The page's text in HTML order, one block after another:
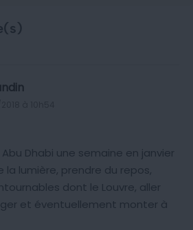
Dhabi une semaine en janvier
la lumière, prendre du repos,
dont le Louvre, aller
et éventuellement monter à